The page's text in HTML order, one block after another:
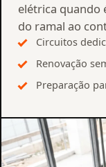
elétrica quando
do ramal ao
Circuitos
Renovação
Preparação